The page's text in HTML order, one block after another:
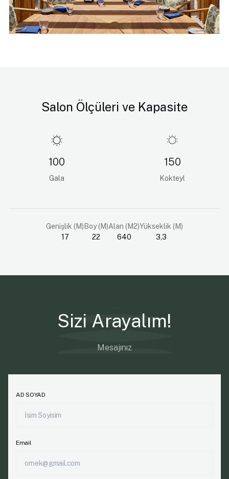
Salon Ölçüleri ve Kapasite
100
Gala
150
Kokteyl
Genişlik (M)
17
Boy (M)
22
Alan (M2)
640
Yükseklik (M)
3,3
Sizi Arayalım!
Mesajınız
AD SOYAD
Email